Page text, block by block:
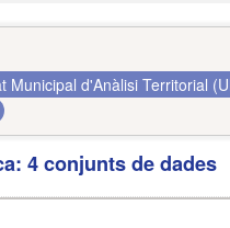
Municipal d'Anàlisi Territorial
4 conjunts de dades